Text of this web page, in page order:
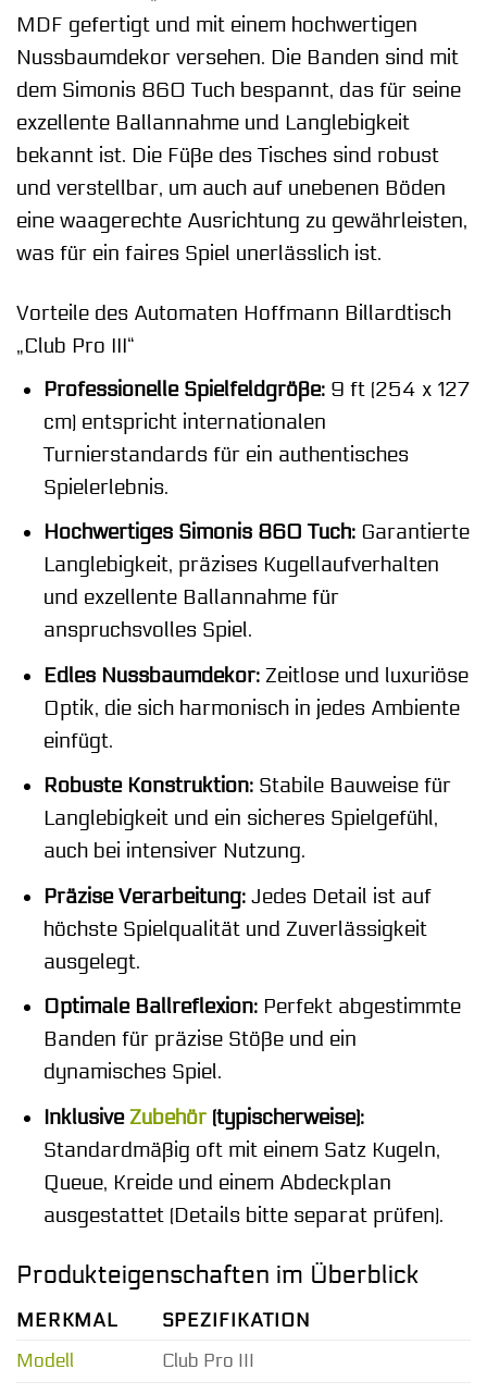
MDF gefertigt und mit einem hochwertigen
Nussbaumdekor versehen. Die Banden sind mit
dem Simonis 860 Tuch bespannt, das für seine
exzellente Ballannahme und Langlebigkeit
bekannt ist. Die Füße des Tisches sind robust
und verstellbar, um auch auf unebenen Böden
eine waagerechte Ausrichtung zu gewährleisten,
was für ein faires Spiel unerlässlich ist.
Vorteile des Automaten Hoffmann Billardtisch
„Club Pro III“
Professionelle Spielfeldgröße:9 ft (254 x 127
cm) entspricht internationalen
Turnierstandards für ein authentisches
Spielerlebnis.
Hochwertiges Simonis 860 Tuch:Garantierte
Langlebigkeit, präzises Kugellaufverhalten
und exzellente Ballannahme für
anspruchsvolles Spiel.
Edles Nussbaumdekor:Zeitlose und luxuriöse
Optik, die sich harmonisch in jedes Ambiente
einfügt.
Robuste Konstruktion:Stabile Bauweise für
Langlebigkeit und ein sicheres Spielgefühl,
auch bei intensiver Nutzung.
Präzise Verarbeitung:Jedes Detail ist auf
höchste Spielqualität und Zuverlässigkeit
ausgelegt.
Optimale Ballreflexion:Perfekt abgestimmte
Banden für präzise Stöße und ein
dynamisches Spiel.
InklusiveZubehör(typischerweise):
Standardmäßig oft mit einem Satz Kugeln,
Queue, Kreide und einem Abdeckplan
ausgestattet (Details bitte separat prüfen).
Produkteigenschaften im Überblick
MERKMAL
SPEZIFIKATION
Modell
Club Pro III